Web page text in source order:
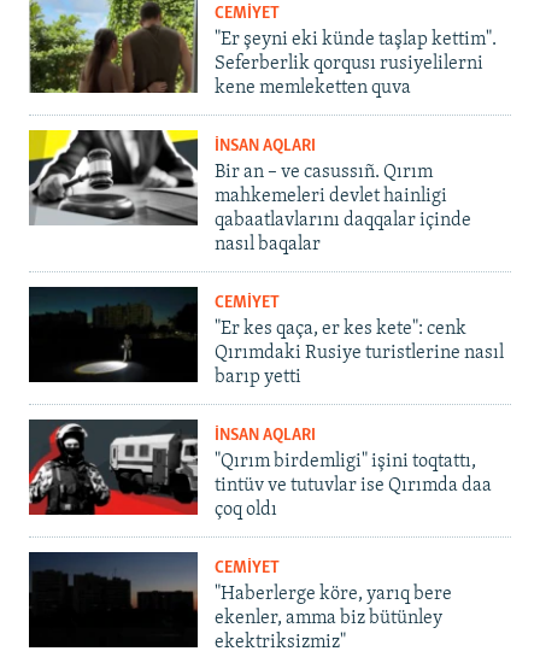
CEMİYET
"Er şeyni eki künde taşlap kettim".
Seferberlik qorqusı rusiyelilerni
kene memleketten quva
İNSAN AQLARI
Bir an – ve casussıñ. Qırım
mahkemeleri devlet hainligi
qabaatlavlarını daqqalar içinde
nasıl baqalar
CEMİYET
"Er kes qaça, er kes kete": cenk
Qırımdaki Rusiye turistlerine nasıl
barıp yetti
İNSAN AQLARI
"Qırım birdemligi" işini toqtattı,
tintüv ve tutuvlar ise Qırımda daa
çoq oldı
CEMİYET
"Haberlerge köre, yarıq bere
ekenler, amma biz bütünley
ekektriksizmiz"